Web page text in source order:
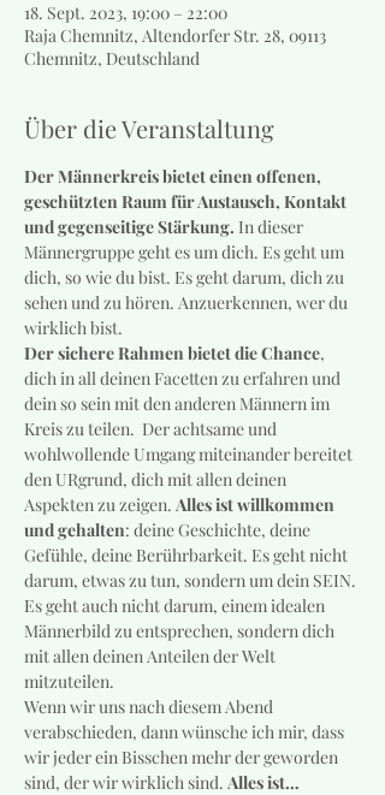
18. Sept. 2023, 19:00 – 22:00
Raja Chemnitz, Altendorfer Str. 28, 09113
Chemnitz, Deutschland
Über die Veranstaltung
Der Männerkreis bietet einen offenen,
geschützten Raum für Austausch, Kontakt
und gegenseitige Stärkung. In dieser
Männergruppe geht es um dich. Es geht um
dich, so wie du bist. Es geht darum, dich zu
sehen und zu hören. Anzuerkennen, wer du
wirklich bist.
Der sichere Rahmen bietet die Chance,
dich in all deinen Facetten zu erfahren und
dein so sein mit den anderen Männern im
Kreis zu teilen.  Der achtsame und
wohlwollende Umgang miteinander bereitet
den URgrund, dich mit allen deinen
Aspekten zu zeigen. Alles ist willkommen
und gehalten: deine Geschichte, deine
Gefühle, deine Berührbarkeit. Es geht nicht
darum, etwas zu tun, sondern um dein SEIN.
Es geht auch nicht darum, einem idealen
Männerbild zu entsprechen, sondern dich
mit allen deinen Anteilen der Welt
mitzuteilen.
Wenn wir uns nach diesem Abend
verabschieden, dann wünsche ich mir, dass
wir jeder ein Bisschen mehr der geworden
sind, der wir wirklich sind. Alles ist…